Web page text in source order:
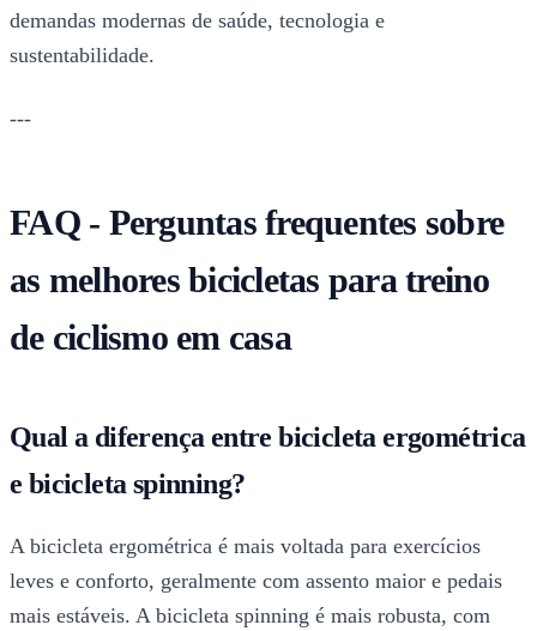
demandas modernas de saúde, tecnologia e
sustentabilidade.
---
FAQ - Perguntas frequentes sobre
as melhores bicicletas para treino
de ciclismo em casa
Qual a diferença entre bicicleta ergométrica
e bicicleta spinning?
A bicicleta ergométrica é mais voltada para exercícios
leves e conforto, geralmente com assento maior e pedais
mais estáveis. A bicicleta spinning é mais robusta, com